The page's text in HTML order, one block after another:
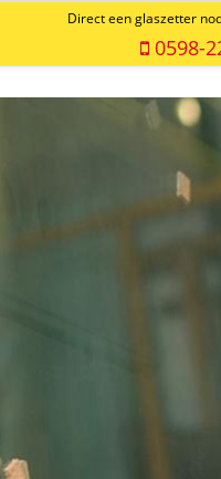
Direct een glaszetter
0598-